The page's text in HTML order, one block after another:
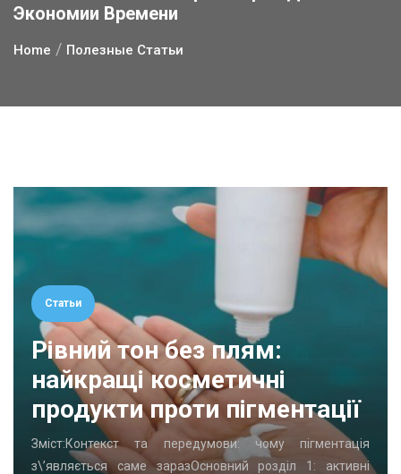
Экономии Времени
Home Полезные Статьи
Статьи
Рівний тон без плям:
найкращі косметичні
продукти проти пігментації
Зміст:Контекст та передумови: чому пігментація
з\’являється саме заразОсновний розділ 1: активні